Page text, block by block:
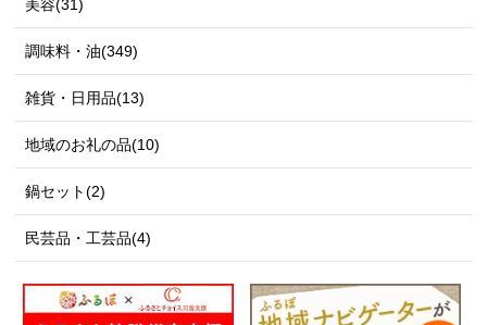
美容(31)
調味料・油(349)
雑貨・日用品(13)
地域のお礼の品(10)
鍋セット(2)
民芸品・工芸品(4)